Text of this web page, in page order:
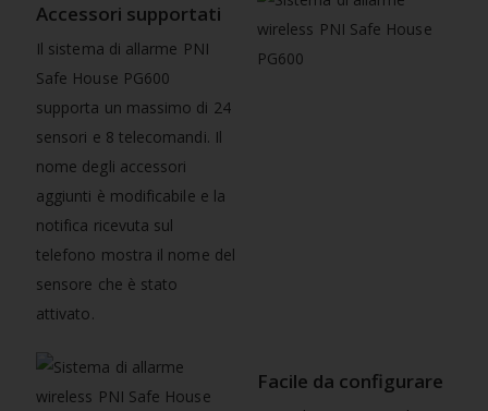
Accessori supportati
Il sistema di allarme PNI
Safe House PG600
supporta un massimo di 24
sensori e 8 telecomandi. Il
nome degli accessori
aggiunti è modificabile e la
notifica ricevuta sul
telefono mostra il nome del
sensore che è stato
attivato.
Facile da configurare